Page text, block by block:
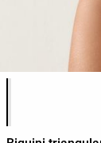
Llista de colors